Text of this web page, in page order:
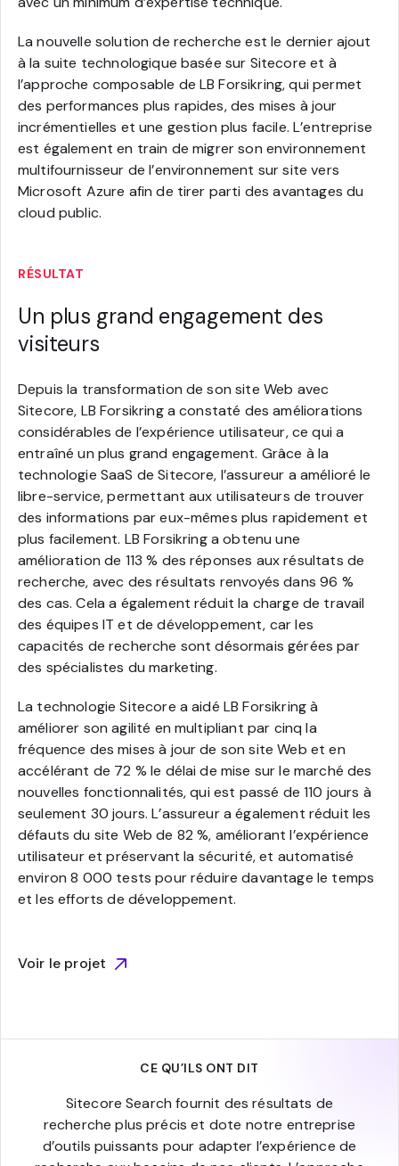
La nouvelle solution de recherche est le dernier ajout
à la suite technologique basée sur Sitecore et à
l’approche composable de LB Forsikring, qui permet
des performances plus rapides, des mises à jour
incrémentielles et une gestion plus facile. L’entreprise
est également en train de migrer son environnement
multifournisseur de l’environnement sur site vers
Microsoft Azure afin de tirer parti des avantages du
cloud public.
RÉSULTAT
Un plus grand engagement des
visiteurs
Depuis la transformation de son site Web avec
Sitecore, LB Forsikring a constaté des améliorations
considérables de l’expérience utilisateur, ce qui a
entraîné un plus grand engagement. Grâce à la
technologie SaaS de Sitecore, l’assureur a amélioré le
libre-service, permettant aux utilisateurs de trouver
des informations par eux-mêmes plus rapidement et
plus facilement. LB Forsikring a obtenu une
amélioration de 113 % des réponses aux résultats de
recherche, avec des résultats renvoyés dans 96 %
des cas. Cela a également réduit la charge de travail
des équipes IT et de développement, car les
capacités de recherche sont désormais gérées par
des spécialistes du marketing.
La technologie Sitecore a aidé LB Forsikring à
améliorer son agilité en multipliant par cinq la
fréquence des mises à jour de son site Web et en
accélérant de 72 % le délai de mise sur le marché des
nouvelles fonctionnalités, qui est passé de 110 jours à
seulement 30 jours. L’assureur a également réduit les
défauts du site Web de 82 %, améliorant l’expérience
utilisateur et préservant la sécurité, et automatisé
environ 8 000 tests pour réduire davantage le temps
et les efforts de développement.
Voir le projet
CE QU’ILS ONT DIT
Sitecore Search fournit des résultats de
recherche plus précis et dote notre entreprise
d’outils puissants pour adapter l’expérience de